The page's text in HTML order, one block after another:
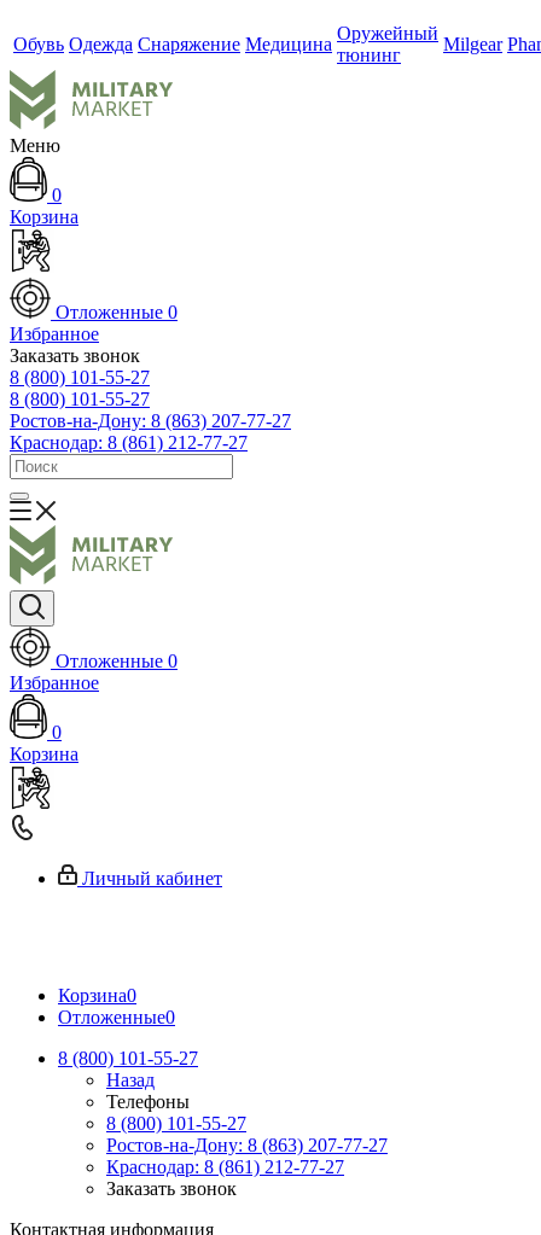
Обувь Одежда Снаряжение Медицина
Оружейный
тюнинг
Milgear
Меню
0
Корзина
Отложенные 0
Избранное
Заказать звонок
8 (800) 101-55-27
8 (800) 101-55-27
Ростов-на-Дону: 8 (863) 207-77-27
Краснодар: 8 (861) 212-77-27
Отложенные 0
Избранное
0
Корзина
Личный кабинет
Корзина0
Отложенные0
8 (800) 101-55-27
Назад
Телефоны
8 (800) 101-55-27
Ростов-на-Дону: 8 (863) 207-77-27
Краснодар: 8 (861) 212-77-27
Заказать звонок
Контактная информация